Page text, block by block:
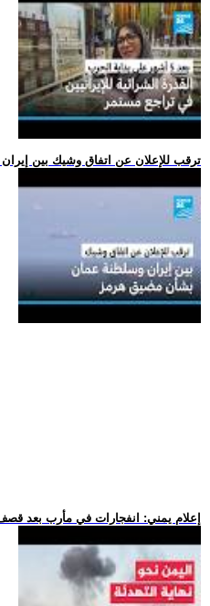
.. ترقب للإعلان عن اتفاق وشيك بين
.. إعلام يمني: انفجارات في مأرب بعد